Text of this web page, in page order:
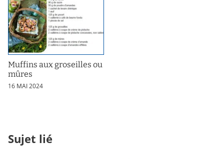
Muffins aux groseilles ou
mûres
16 MAI 2024
Sujet lié